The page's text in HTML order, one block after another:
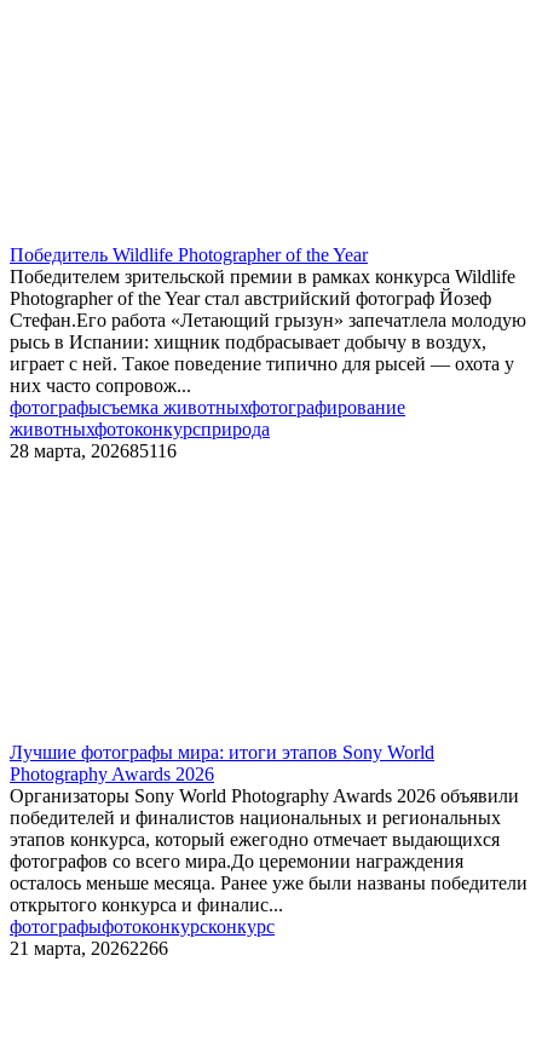
Победитель Wildlife Photographer of the Year
Победителем зрительской премии в рамках конкурса Wildlife
Photographer of the Year стал австрийский фотограф Йозеф
Стефан.Его работа «Летающий грызун» запечатлела молодую
рысь в Испании: хищник подбрасывает добычу в воздух,
играет с ней. Такое поведение типично для рысей — охота у
них часто сопровож...
фотографысъемка животныхфотографирование
животныхфотоконкурсприрода
28 марта, 202685116
Лучшие фотографы мира: итоги этапов Sony World
Photography Awards 2026
Организаторы Sony World Photography Awards 2026 объявили
победителей и финалистов национальных и региональных
этапов конкурса, который ежегодно отмечает выдающихся
фотографов со всего мира.До церемонии награждения
осталось меньше месяца. Ранее уже были названы победители
открытого конкурса и финалис...
фотографыфотоконкурсконкурс
21 марта, 20262266